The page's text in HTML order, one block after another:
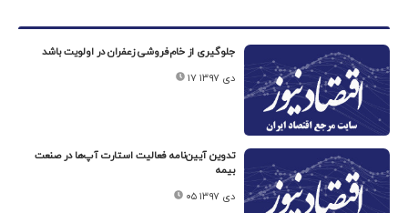
جلوگیری از خام‌فروشی زعفران در اولویت باشد
۱۷ دی ۱۳۹۷
تدوین آیین‌نامه فعالیت استارت آپ‌ها در صنعت
بیمه
۰۵ دی ۱۳۹۷